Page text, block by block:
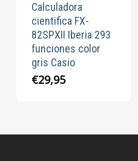
Calculadora
cientifica FX-
82SPXII Iberia 293
funciones color
gris Casio
€29,95